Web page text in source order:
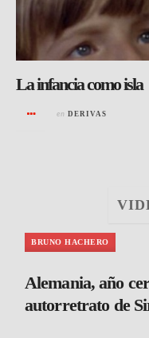
La infancia como isla
en DERIVAS
BRUNO HACHERO
Alemania, año
autorretrato de